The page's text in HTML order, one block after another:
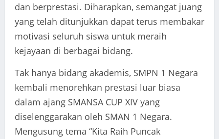
dan berprestasi. Diharapkan, semangat juang
yang telah ditunjukkan dapat terus membakar
motivasi seluruh siswa untuk meraih
kejayaan di berbagai bidang.
Tak hanya bidang akademis, SMPN 1 Negara
kembali menorehkan prestasi luar biasa
dalam ajang SMANSA CUP XIV yang
diselenggarakan oleh SMAN 1 Negara.
Mengusung tema “Kita Raih Puncak